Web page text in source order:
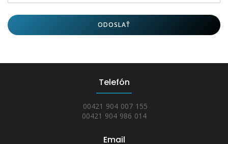
ODOSLAŤ
Telefón
00421 904 007 155
00421 904 986 014
Email